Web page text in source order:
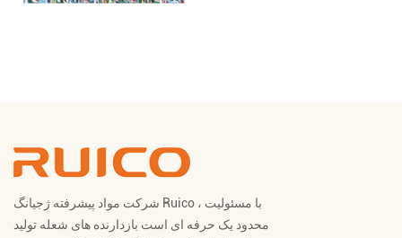
شرکت مواد پیشرفته ژجیانگ Ruico ، با مسئولیت
محدود یک حرفه ای است بازدارنده های شعله تولید